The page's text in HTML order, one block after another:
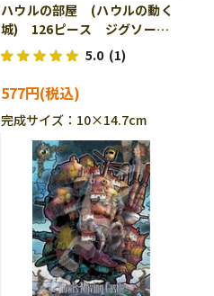
ハウルの部屋 (ハウルの動く
城) 126ピース ジグソーパ
ズル ENS-126-AC68
5.0 (1)
577円
完成サイズ：10×14.7cm